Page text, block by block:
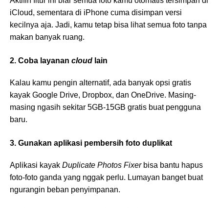
iCloud, sementara di iPhone cuma disimpan versi
kecilnya aja. Jadi, kamu tetap bisa lihat semua foto tanpa
makan banyak ruang.
2. Coba layanan cloud lain
Kalau kamu pengin alternatif, ada banyak opsi gratis
kayak Google Drive, Dropbox, dan OneDrive. Masing-
masing ngasih sekitar 5GB-15GB gratis buat pengguna
baru.
3. Gunakan aplikasi pembersih foto duplikat
Aplikasi kayak Duplicate Photos Fixerbisa bantu hapus
foto-foto ganda yang nggak perlu. Lumayan banget buat
ngurangin beban penyimpanan.